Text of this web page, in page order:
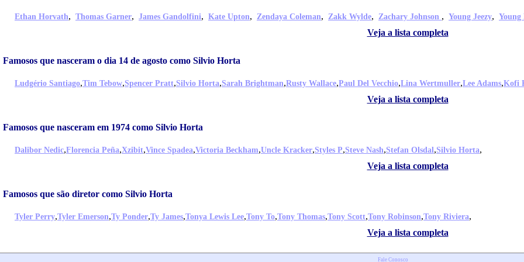
Ethan Horvath, Thomas Garner, James Gandolfini, Kate Upton, Zendaya Coleman, Zakk Wylde, Zachary Johnson , Young Jeezy, Young
Veja a lista completa
Famosos que nasceram o dia 14 de agosto como Silvio Horta
Ludgério Santiago,Tim Tebow,Spencer Pratt,Silvio Horta,Sarah Brightman,Rusty Wallace,Paul Del Vecchio,Lina Wertmuller,Lee Adams,Kofi
Veja a lista completa
Famosos que nasceram em 1974 como Silvio Horta
Dalibor Nedic,Florencia Peña,Xzibit,Vince Spadea,Victoria Beckham,Uncle Kracker,Styles P,Steve Nash,Stefan Olsdal,Silvio Horta,
Veja a lista completa
Famosos que são diretor como Silvio Horta
Tyler Perry,Tyler Emerson,Ty Ponder,Ty James,Tonya Lewis Lee,Tony To,Tony Thomas,Tony Scott,Tony Robinson,Tony Riviera,
Veja a lista completa
Fale Conosco